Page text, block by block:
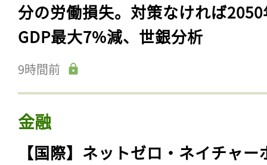
分の労働損失。対策なければ
GDP最大7%減、世銀分析
9時間前
金融
【国際】ネットゼロ・ネイチャー